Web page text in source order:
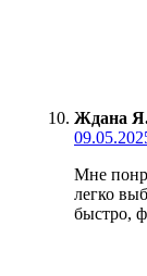
Ждана
Мне
легко
быстро,